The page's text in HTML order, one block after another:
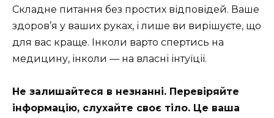
Складне питання без простих відповідей. Ваше
здоров’я у ваших руках, і лише ви вирішуєте, що
для вас краще. Інколи варто спертись на
медицину, інколи — на власні інтуїції.
Не залишайтеся в незнанні. Перевіряйте
інформацію, слухайте своє тіло. Це ваша